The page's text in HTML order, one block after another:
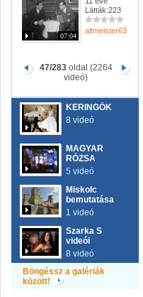
07:04
Látták:223
altmeister63
47/283oldal (2264
videó)
KERINGŐK
8 videó
MAGYAR
RÓZSA
5 videó
Miskolc
bemutatása
1 videó
Szarka S
videói
8 videó
Böngéssz a galériák
között!